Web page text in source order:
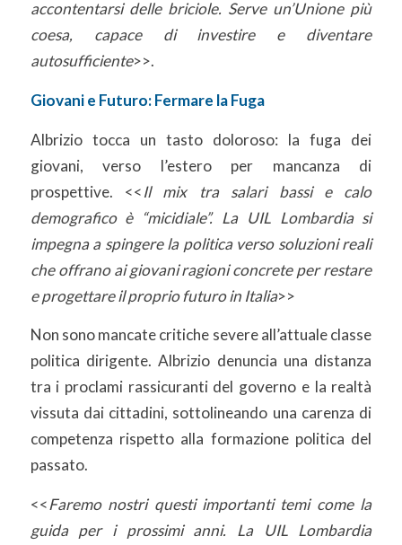
accontentarsi delle briciole. Serve un’Unione più
coesa, capace di investire e diventare
autosufficiente>>.
Giovani e Futuro: Fermare la Fuga
Albrizio tocca un tasto doloroso: la fuga dei
giovani, verso l’estero per mancanza di
prospettive. <<Il mix tra salari bassi e calo
demografico è “micidiale”. La UIL Lombardia si
impegna a spingere la politica verso soluzioni reali
che offrano ai giovani ragioni concrete per restare
e progettare il proprio futuro in Italia>>
Non sono mancate critiche severe all’attuale classe
politica dirigente. Albrizio denuncia una distanza
tra i proclami rassicuranti del governo e la realtà
vissuta dai cittadini, sottolineando una carenza di
competenza rispetto alla formazione politica del
passato.
<<Faremo nostri questi importanti temi come la
guida per i prossimi anni. La UIL Lombardia